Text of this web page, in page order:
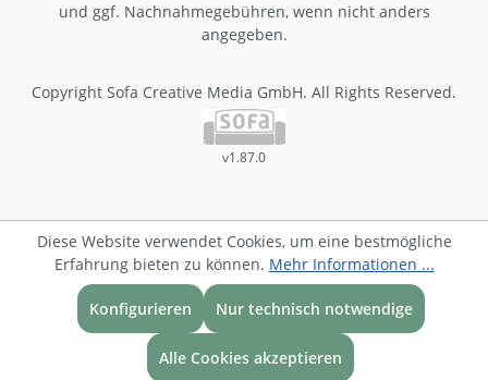
und ggf. Nachnahmegebühren, wenn nicht anders
angegeben.
Copyright Sofa Creative Media GmbH. All Rights Reserved.
v1.87.0
Diese Website verwendet Cookies, um eine bestmögliche
Erfahrung bieten zu können. Mehr Informationen ...
Nur technisch notwendige
Konfigurieren
Alle Cookies akzeptieren